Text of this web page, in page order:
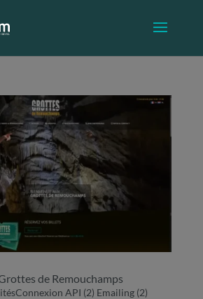
de Remouchamps
API (2) Emailing (2)